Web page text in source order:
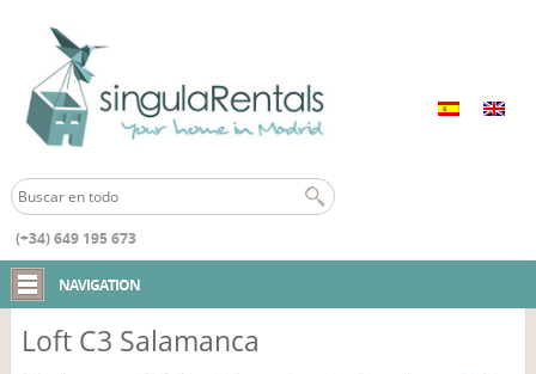
(+34) 649 195 673
NAVIGATION
Loft C3 Salamanca